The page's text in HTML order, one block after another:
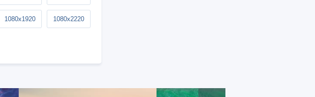
1080x1920 1080x2220